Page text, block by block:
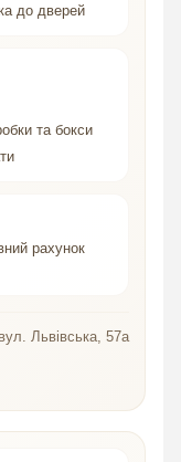
до дверей
та бокси
рахунок
Львівська, 57а